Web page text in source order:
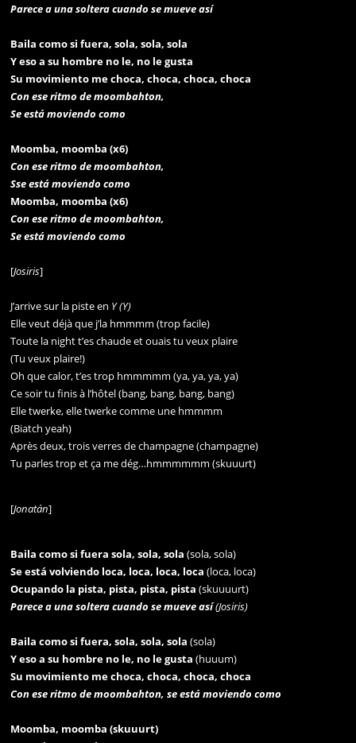
Parece a una soltera cuando se mueve así
Baila como si fuera, sola, sola, sola
Y eso a su hombre no le, no le gusta
Su movimiento me choca, choca, choca, choca
Con ese ritmo de moombahton,
Se está moviendo como
Moomba, moomba (x6)
Con ese ritmo de moombahton,
Sse está moviendo como
Moomba, moomba (x6)
Con ese ritmo de moombahton,
Se está moviendo como
[Josiris]
J’arrive sur la piste en Y (Y)
Elle veut déjà que j’la hmmmm (trop facile)
Toute la night t’es chaude et ouais tu veux plaire
(Tu veux plaire!)
Oh que calor, t’es trop hmmmmm (ya, ya, ya, ya)
Ce soir tu finis à l’hôtel (bang, bang, bang, bang)
Elle twerke, elle twerke comme une hmmmm
(Biatch yeah)
Après deux, trois verres de champagne (champagne)
Tu parles trop et ça me dég…hmmmmmm (skuuurt)
[Jonatán]
Baila como si fuera sola, sola, sola(sola, sola)
Se está volviendo loca, loca, loca, loca(loca, loca)
Ocupando la pista, pista, pista, pista(skuuuurt)
Parece a una soltera cuando se mueve así(Josiris)
Baila como si fuera, sola, sola, sola(sola)
Y eso a su hombre no le, no le gusta(huuum)
Su movimiento me choca, choca, choca, choca
Con ese ritmo de moombahton, se está moviendo como
Moomba, moomba (skuuurt)